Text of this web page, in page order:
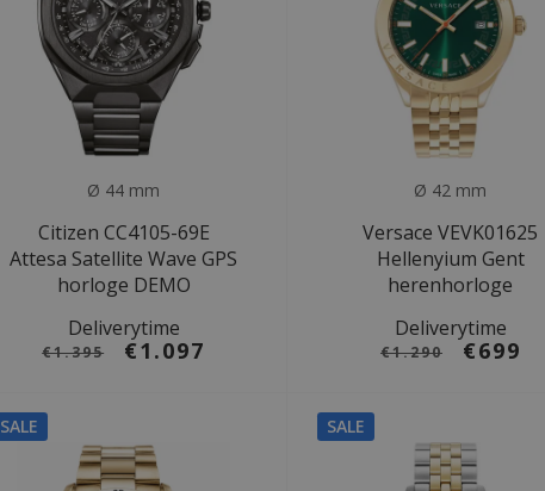
Ø 44 mm
Citizen CC4105-69E
Attesa Satellite Wave GPS
horloge DEMO
Deliverytime
€1.395 €1.097
Ø 42 mm
Versace VEVK01625
Hellenyium Gent
herenhorloge
Deliverytime
€1.290 €699
SALE SALE